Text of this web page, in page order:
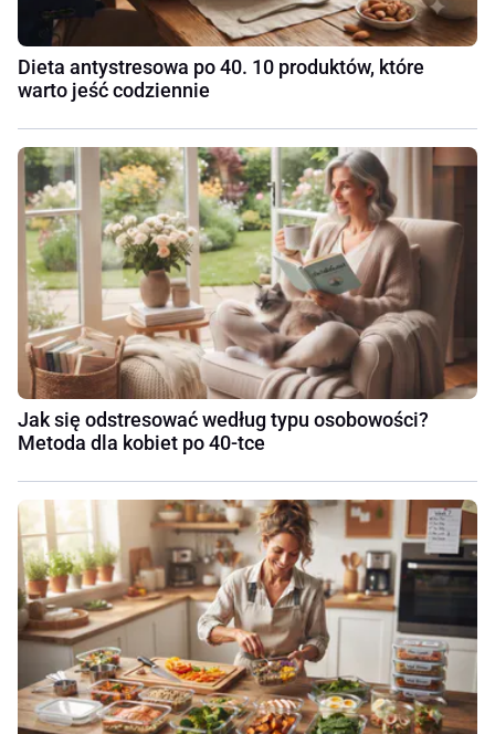
Dieta antystresowa po 40. 10 produktów, które
warto jeść codziennie
Jak się odstresować według typu osobowości?
Metoda dla kobiet po 40-tce